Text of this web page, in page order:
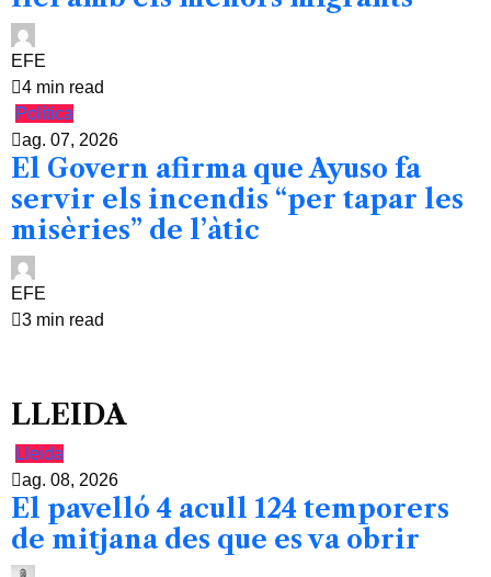
EFE
4 min read
Política
ag. 07, 2026
El Govern afirma que Ayuso fa
servir els incendis “per tapar les
misèries” de l’àtic
EFE
3 min read
LLEIDA
Lleida
ag. 08, 2026
El pavelló 4 acull 124 temporers
de mitjana des que es va obrir